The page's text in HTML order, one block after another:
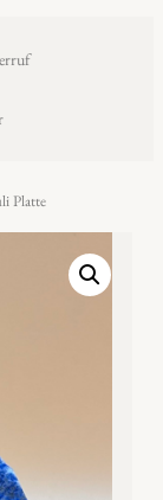
Platte